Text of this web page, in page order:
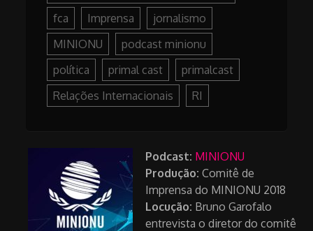
fca
Imprensa
jornalismo
MINIONU
podcast minionu
política
primal cast
primalcast
Relações Internacionais
RI
Podcast: MINIONU
Produção: Comitê de
Imprensa do MINIONU 2018
Locução: Bruno Garofalo
entrevista o diretor do comitê